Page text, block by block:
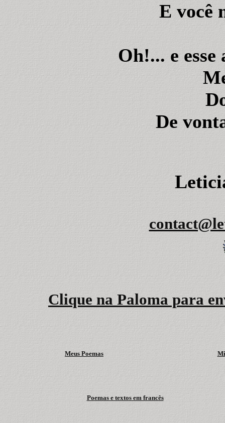
E você
Oh!... e
De
Clique na Paloma para
Meus Poemas
Poemas e textos em francês